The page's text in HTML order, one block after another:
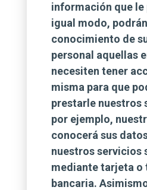
información que le
igual modo,
conocimiento de
personal aquellas
necesiten tener
misma para que
prestarle nuestros
por ejemplo,
conocerá sus
nuestros servicios
mediante tarjeta o
bancaria.